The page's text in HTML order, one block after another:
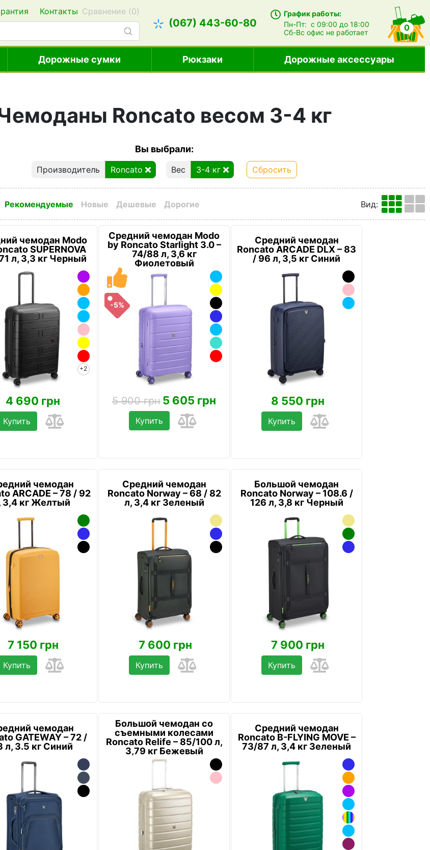
Контакты Сравнение (0)
(067) 443-60-80
График работы:
Пн-Пт:с 09:00 до 18:00
Сб-Всофис не работает 0
Дорожные сумки Рюкзаки Дорожные аксессуары
Roncato весом 3-4 кг
Вы выбрали:
Производитель Roncato Вес 3-4 кг Сбросить
Рекомендуемые Новые Дешевые Дорогие Вид:
чемодан Modo
SUPERNOVA
л, 3,3 кг Черный
+2
4 690 грн
Купить
Средний чемодан Modo
by Roncato Starlight 3.0 –
74/88 л, 3,6 кг
Фиолетовый
-5%
5 900 грн 5 605 грн
Купить
Средний чемодан
Roncato ARCADE DLX – 83
/ 96 л, 3,5 кг Синий
8 550 грн
Купить
чемодан
ARCADE – 78 / 92
3,4 кг Желтый
7 150 грн
Купить
Средний чемодан
Roncato Norway – 68 / 82
л, 3,4 кг Зеленый
7 600 грн
Купить
Большой чемодан
Roncato Norway – 108.6 /
126 л, 3,8 кг Черный
7 900 грн
Купить
чемодан
GATEWAY – 72 /
л, 3.5 кг Синий
Большой чемодан со
съемными колесами
Roncato Relife – 85/100 л,
3,79 кг Бежевый
Средний чемодан
Roncato B-FLYING MOVE –
73/87 л, 3,4 кг Зеленый